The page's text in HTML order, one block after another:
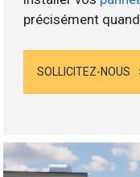
précisément
SOLLICITEZ-NOUS